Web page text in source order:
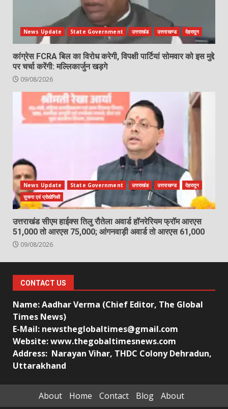
News Update State Government उत्तराखंड उत्तराखण्ड देहरादून
कांग्रेस FCRA बिल का विरोध करेगी, विपक्षी पार्टियां सोमवार को इस मुद्दे
पर चर्चा करेंगी: मल्लिकार्जुन खड़गे
09/08/2026
News Update State Government उत्तराखंड उत्तराखण्ड
देहरादून
सुचना एवं प्रोद्योगिकी
उत्तराखंड सीएम हाईक्स तिलु रौतेला अवार्ड हॉनरेरियम फ्रॉम आरएस
51,000 तो आरएस 75,000; आंगनवाड़ी अवार्ड तो आरएस 61,000
09/08/2026
CONTACT US
Name: Aadhar Verma (Chief Editor, The Global
Times News)
E-Mail: newstheglobaltimes@gmail.com
Website: www.thegobaltimesnews.com
Address: Narayan Vihar, THDC Colony Dehradun,
Uttarakhand
About Home Contact Blog About